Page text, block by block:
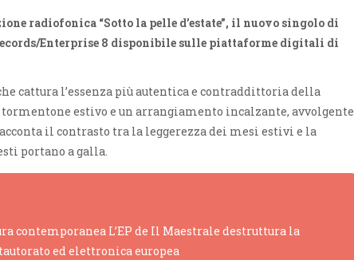
radiofonica “Sotto la pelle d’estate”, il nuovo singolo di
Enterprise 8 disponibile sulle piattaforme digitali di
cattura l’essenza più autentica e contraddittoria della
estivo e un arrangiamento incalzante, avvolgente
il contrasto tra la leggerezza dei mesi estivi e la
portano a galla.
contemporanea L’EP de Il Maestrale destruttura la
ed elettronica europea